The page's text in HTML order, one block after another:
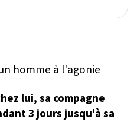
lui, sa compagne
3 jours jusqu'à sa